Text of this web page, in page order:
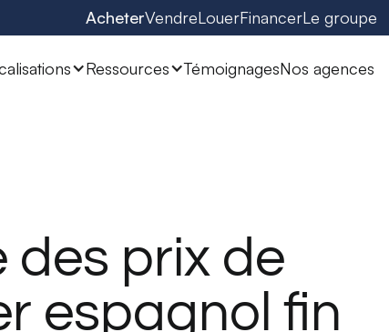
AcheterVendreLouerFinancerLe groupe
Ressources TémoignagesNos agences
des prix de
espagnol fin